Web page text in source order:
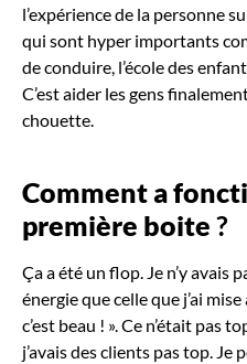
l’expérience de la personne
qui sont hyper importants
de conduire, l’école des
C’est aider les gens
chouette.
Comment a
première boite ?
Ça a été un flop. Je n’y avais
énergie que celle que j’ai
c’est beau ! ». Ce n’était pas
j’avais des clients pas top. Je